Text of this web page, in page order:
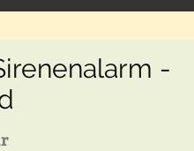
-